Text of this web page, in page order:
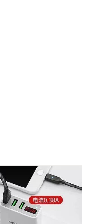
给鹰视界打赏
10 元
付费内容